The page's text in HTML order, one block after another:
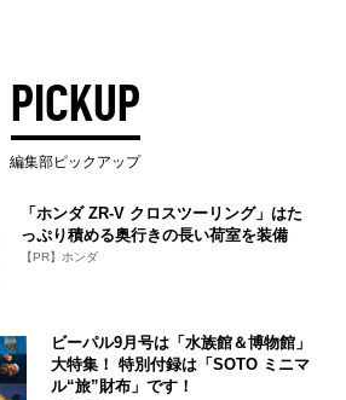
PICKUP
編集部ピックアップ
「ホンダ ZR-V クロスツーリング」はた
っぷり積める奥行きの長い荷室を装備
【PR】ホンダ
ビーパル9月号は「水族館＆博物館」
大特集！ 特別付録は「SOTO ミニマ
ル“旅”財布」です！